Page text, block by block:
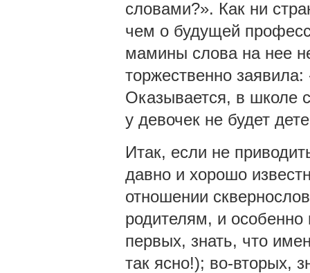
словами?». Как ни
чем о будущей
мамины слова на нее
торжественно
Оказывается, в школе
у девочек не будет
Итак, если не
давно и хорошо
отношении
родителям, и особенно
первых, знать, что
так ясно!); во-вторых,